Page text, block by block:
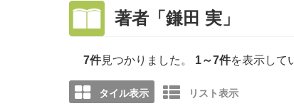
著者「鎌田 実」
7件見つかりました。 1～7件を表示して
タイル表示 リスト表示